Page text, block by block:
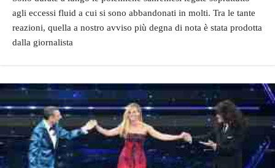
agli eccessi fluid a cui si sono abbandonati in molti. Tra le tante
reazioni, quella a nostro avviso più degna di nota è stata prodotta
dalla giornalista